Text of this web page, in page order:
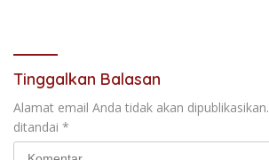
Tinggalkan Balasan
Alamat email Anda tidak akan dipublikasikan.
ditandai *